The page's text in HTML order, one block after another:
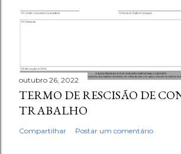
outubro 26, 2022
TERMO DE RESCISÃO DE
TRABALHO
Compartilhar Postar um comentário